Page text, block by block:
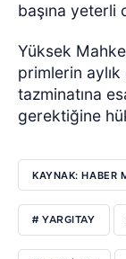
başına yeterli
Yüksek
primlerin aylık
tazminatına
gerektiğine
KAYNAK: HABER
# YARGITAY